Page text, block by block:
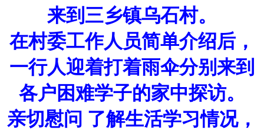
来到三乡镇乌石村。
在村委工作人员简单介绍后，
一行人迎着打着雨伞分别来到
各户困难学子的家中探访。
亲切慰问 了解生活学习情况，